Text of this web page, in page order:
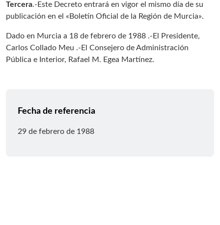
Tercera.-Este Decreto entrará en vigor el mismo día de su
publicación en el «Boletín Oficial de la Región de Murcia».
Dado en Murcia a 18 de febrero de 1988 .-El Presidente,
Carlos Collado Meu .-El Consejero de Administración
Pública e Interior, Rafael M. Egea Martínez.
Fecha de referencia
29 de febrero de 1988